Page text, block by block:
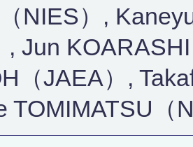
NIES）,
, Jun
（JAEA）,
TOMIMATSU（